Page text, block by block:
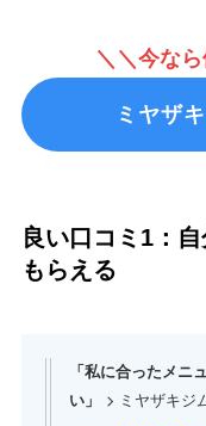
＼＼今な
ミヤザ
良い口コミ1：
もらえる
「私に合ったメニ
い」
ミヤザキジ